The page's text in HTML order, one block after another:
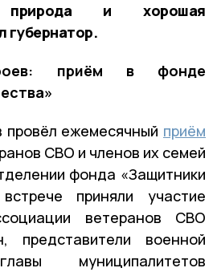
природа и хорошая
губернатор.
приём в фонде
провёл ежемесячный приём
СВО и членов их семей
фонда «Защитники
приняли участие
ветеранов СВО
представители военной
муниципалитетов